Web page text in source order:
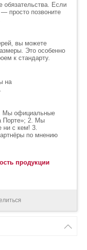
обязательства. Если
просто позвоните
вы можете
Это особенно
к стандарту.
на
Мы официальные
Порте»; 2. Мы
ни с кем! 3.
по мнению
продукции